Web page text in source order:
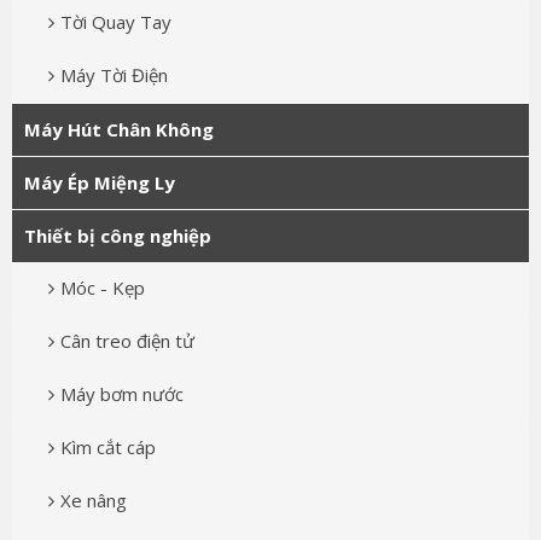
Tời Quay Tay
Máy Tời Điện
Máy Hút Chân Không
Máy Ép Miệng Ly
Thiết bị công nghiệp
Móc - Kẹp
Cân treo điện tử
Máy bơm nước
Kìm cắt cáp
Xe nâng